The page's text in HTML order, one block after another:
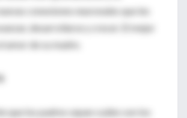
conexiones neuronales que les
desarrollarse y crecer. El mejor
amor de su madre.
que los padres sepan cuáles son los